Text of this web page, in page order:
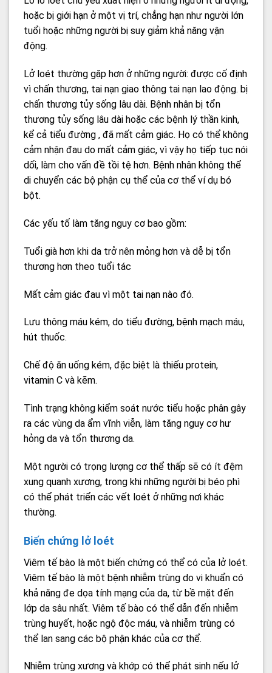
hoặc bị giới hạn ở một vị trí, chẳng hạn như người lớn
tuổi hoặc những người bị suy giảm khả năng vận
động.
Lở loét thường gặp hơn ở những người: được cố định
vì chấn thương, tai nạn giao thông tai nạn lao động. bị
chấn thương tủy sống lâu dài. Bệnh nhân bị tổn
thương tủy sống lâu dài hoặc các bệnh lý thần kinh,
kể cả tiểu đường , đã mất cảm giác. Họ có thể không
cảm nhận đau do mất cảm giác, vì vậy họ tiếp tục nói
dối, làm cho vấn đề tồi tệ hơn. Bệnh nhân không thể
di chuyển các bộ phận cụ thể của cơ thể ví dụ bó
bột.
Các yếu tố làm tăng nguy cơ bao gồm:
Tuổi già hơn khi da trở nên mỏng hơn và dễ bị tổn
thương hơn theo tuổi tác
Mất cảm giác đau vì một tai nạn nào đó.
Lưu thông máu kém, do tiểu đường, bệnh mạch máu,
hút thuốc.
Chế độ ăn uống kém, đặc biệt là thiếu protein,
vitamin C và kẽm.
Tình trạng không kiểm soát nước tiểu hoặc phân gây
ra các vùng da ẩm vĩnh viễn, làm tăng nguy cơ hư
hỏng da và tổn thương da.
Một người có trọng lượng cơ thể thấp sẽ có ít đệm
xung quanh xương, trong khi những người bị béo phì
có thể phát triển các vết loét ở những nơi khác
thường.
Biến chứng lở loét
Viêm tế bào là một biến chứng có thể có của lở loét.
Viêm tế bào là một bệnh nhiễm trùng do vi khuẩn có
khả năng đe dọa tính mạng của da, từ bề mặt đến
lớp da sâu nhất. Viêm tế bào có thể dẫn đến nhiễm
trùng huyết, hoặc ngộ độc máu, và nhiễm trùng có
thể lan sang các bộ phận khác của cơ thể.
Nhiễm trùng xương và khớp có thể phát sinh nếu lở